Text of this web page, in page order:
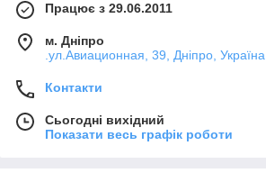
Працює з 29.06.2011
м. Дніпро
.ул.Авиационная, 39, Дніпро, Україна
Контакти
Сьогодні вихідний
Показати весь графік роботи